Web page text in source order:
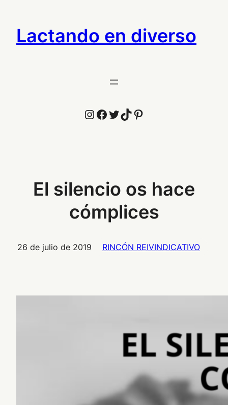
contenido
Lactando en diverso
Instagram
Facebook
Twitter
TikTok
Pinterest
El silencio os hace
cómplices
26 de julio de 2019 RINCÓN REIVINDICATIVO